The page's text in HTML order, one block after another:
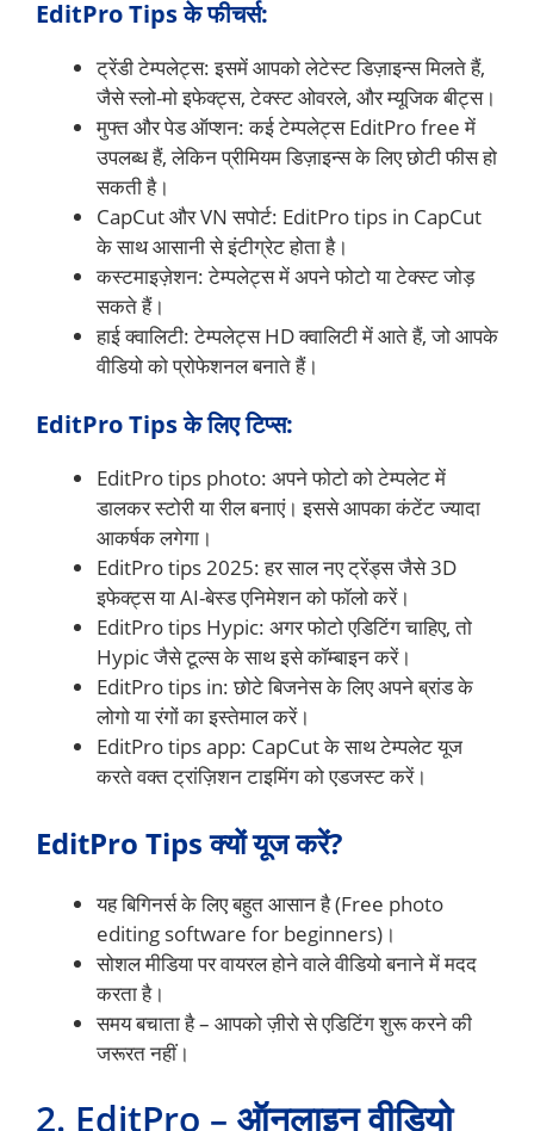
EditPro Tips के फीचर्स:
ट्रेंडी टेम्पलेट्स: इसमें आपको लेटेस्ट डिज़ाइन्स मिलते हैं,
जैसे स्लो-मो इफेक्ट्स, टेक्स्ट ओवरले, और म्यूजिक बीट्स।
मुफ्त और पेड ऑप्शन: कई टेम्पलेट्स EditPro free में
उपलब्ध हैं, लेकिन प्रीमियम डिज़ाइन्स के लिए छोटी फीस हो
सकती है।
CapCut और VN सपोर्ट: EditPro tips in CapCut
के साथ आसानी से इंटीग्रेट होता है।
कस्टमाइज़ेशन: टेम्पलेट्स में अपने फोटो या टेक्स्ट जोड़
सकते हैं।
हाई क्वालिटी: टेम्पलेट्स HD क्वालिटी में आते हैं, जो आपके
वीडियो को प्रोफेशनल बनाते हैं।
EditPro Tips के लिए टिप्स:
EditPro tips photo: अपने फोटो को टेम्पलेट में
डालकर स्टोरी या रील बनाएं। इससे आपका कंटेंट ज्यादा
आकर्षक लगेगा।
EditPro tips 2025: हर साल नए ट्रेंड्स जैसे 3D
इफेक्ट्स या AI-बेस्ड एनिमेशन को फॉलो करें।
EditPro tips Hypic: अगर फोटो एडिटिंग चाहिए, तो
Hypic जैसे टूल्स के साथ इसे कॉम्बाइन करें।
EditPro tips in: छोटे बिजनेस के लिए अपने ब्रांड के
लोगो या रंगों का इस्तेमाल करें।
EditPro tips app: CapCut के साथ टेम्पलेट यूज
करते वक्त ट्रांज़िशन टाइमिंग को एडजस्ट करें।
EditPro Tips क्यों यूज करें?
यह बिगिनर्स के लिए बहुत आसान है (Free photo
editing software for beginners)।
सोशल मीडिया पर वायरल होने वाले वीडियो बनाने में मदद
करता है।
समय बचाता है – आपको ज़ीरो से एडिटिंग शुरू करने की
जरूरत नहीं।
2. EditPro – ऑनलाइन वीडियो